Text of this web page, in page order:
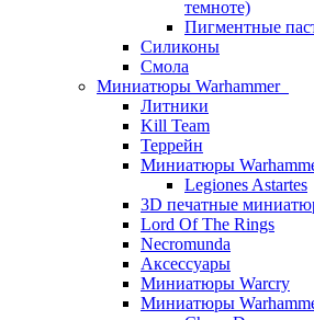
темноте)
Пигментные
Силиконы
Смола
Миниатюры Warhammer
Литники
Kill Team
Террейн
Миниатюры
Legiones Astartes
3D печатные
Lord Of The Rings
Necromunda
Аксессуары
Миниатюры Warcry
Миниатюры